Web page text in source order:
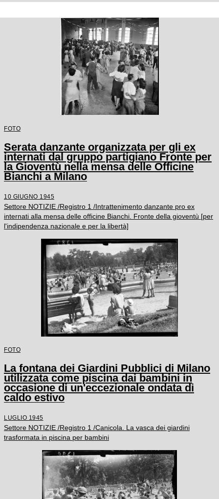
FOTO
Serata danzante organizzata per gli ex
internati dal gruppo partigiano Fronte per
la Gioventù nella mensa delle Officine
Bianchi a Milano
10 GIUGNO 1945
Settore NOTIZIE /Registro 1 /Intrattenimento danzante pro ex
internati alla mensa delle officine Bianchi. Fronte della gioventù [per
l'indipendenza nazionale e per la libertà]
FOTO
La fontana dei Giardini Pubblici di Milano
utilizzata come piscina dai bambini in
occasione di un'eccezionale ondata di
caldo estivo
LUGLIO 1945
Settore NOTIZIE /Registro 1 /Canicola. La vasca dei giardini
trasformata in piscina per bambini